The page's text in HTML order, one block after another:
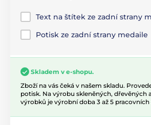
Text na štítek ze zadní strany
Potisk ze zadní strany medaile
Skladem v e-shopu.
Zboží na vás čeká v našem skladu.
potisk. Na výrobu skleněných, dřevěných
výrobků je výrobní doba 3 až 5 pracovních